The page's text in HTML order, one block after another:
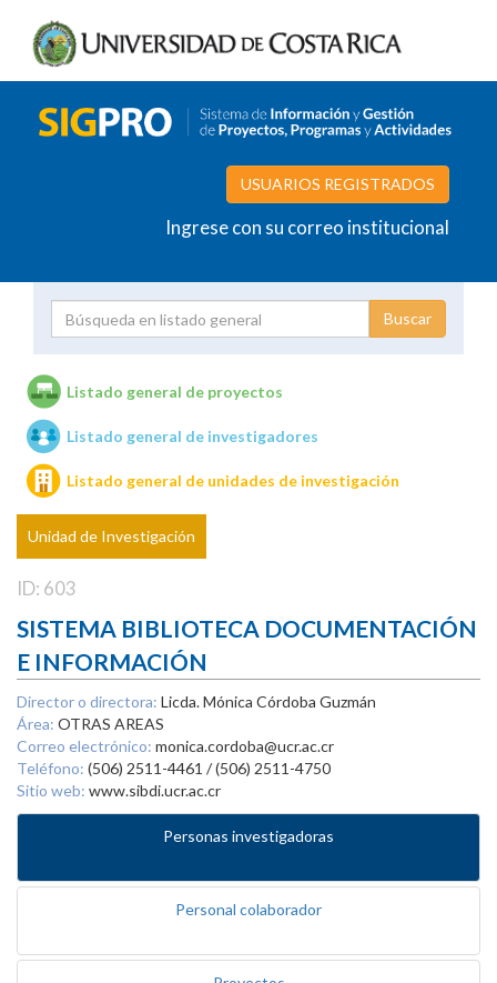
USUARIOS REGISTRADOS
Ingrese con su correo institucional
Unidades de investigación
Listado general de proyectos
Listado general de investigadores
Listado general de unidades de investigación
Unidad de Investigación
ID: 603
SISTEMA BIBLIOTECA DOCUMENTACIÓN
E INFORMACIÓN
Director o directora: Licda. Mónica Córdoba Guzmán
Área: OTRAS AREAS
Correo electrónico: monica.cordoba@ucr.ac.cr
Teléfono: (506) 2511-4461 / (506) 2511-4750
Sitio web: www.sibdi.ucr.ac.cr
Personas investigadoras
Personal colaborador